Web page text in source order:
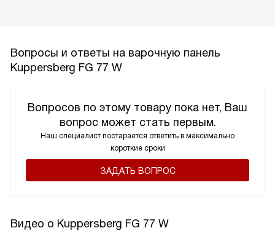
Вопросы и ответы на варочную панель
Kuppersberg FG 77 W
Вопросов по этому товару пока нет, Ваш
вопрос может стать первым.
Наш специалист постарается ответить в максимально
короткие сроки
ЗАДАТЬ ВОПРОС
Видео о Kuppersberg FG 77 W